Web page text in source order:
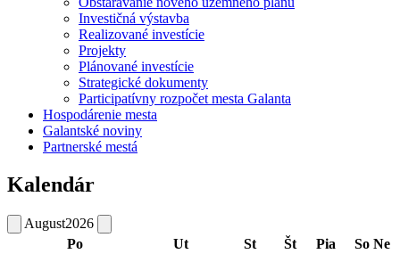
Investičná výstavba
Realizované investície
Projekty
Plánované investície
Strategické dokumenty
Participatívny rozpočet mesta Galanta
Hospodárenie mesta
Galantské noviny
Partnerské mestá
Kalendár
August2026
Po
Ut St Št Pia So Ne